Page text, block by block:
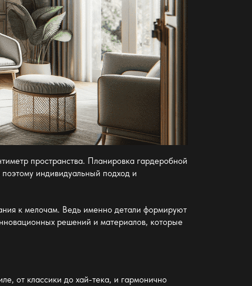
пространства. Планировка гардеробной
индивидуальный подход и
к мелочам. Ведь именно детали формируют
решений и материалов, которые
от классики до хай-тека, и гармонично